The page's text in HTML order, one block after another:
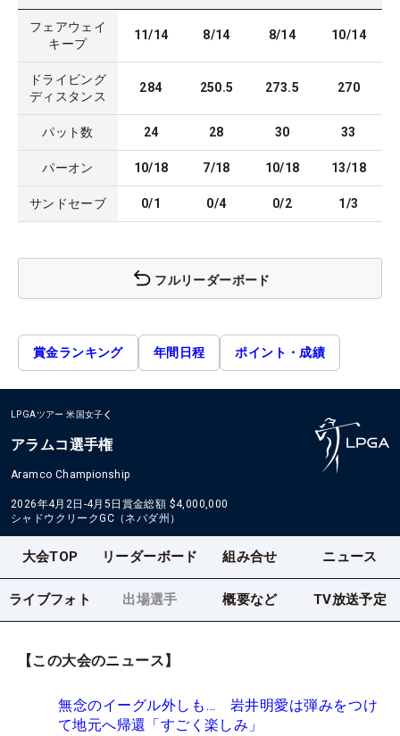
フェアウェイ
キープ
11/14 8/14 8/14 10/14
ドライビング
ディスタンス
284 250.5 273.5 270
パット数 24 28 30 33
パーオン 10/18 7/18 10/18 13/18
サンドセーブ 0/1 0/4 0/2 1/3
フルリーダーボード
賞金ランキング 年間日程 ポイント・成績
LPGAツアー 米国女子
アラムコ選手権
Aramco Championship
2026年4月2日-4月5日 賞金総額 $4,000,000
シャドウクリークGC（ネバダ州）
大会TOP リーダーボード 組み合せ ニュース
ライブフォト 出場選手 概要など TV放送予定
【この大会のニュース】
無念のイーグル外しも… 岩井明愛は弾みをつけ
て地元へ帰還「すごく楽しみ」